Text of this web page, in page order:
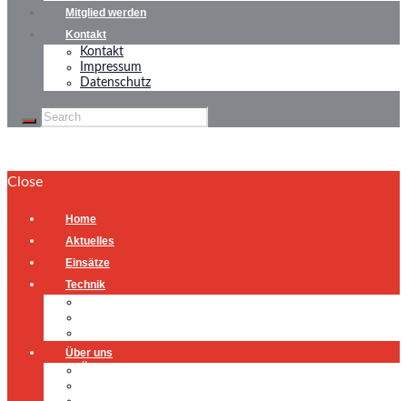
Mitglied werden
Kontakt
Kontakt
Impressum
Datenschutz
Close
Home
Aktuelles
Einsätze
Technik
Über uns